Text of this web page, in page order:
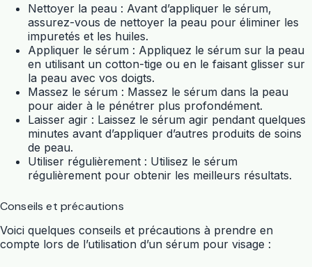
Nettoyer la peau : Avant d’appliquer le sérum,
assurez-vous de nettoyer la peau pour éliminer les
impuretés et les huiles.
Appliquer le sérum : Appliquez le sérum sur la peau
en utilisant un cotton-tige ou en le faisant glisser sur
la peau avec vos doigts.
Massez le sérum : Massez le sérum dans la peau
pour aider à le pénétrer plus profondément.
Laisser agir : Laissez le sérum agir pendant quelques
minutes avant d’appliquer d’autres produits de soins
de peau.
Utiliser régulièrement : Utilisez le sérum
régulièrement pour obtenir les meilleurs résultats.
Conseils et précautions
Voici quelques conseils et précautions à prendre en
compte lors de l’utilisation d’un sérum pour visage :